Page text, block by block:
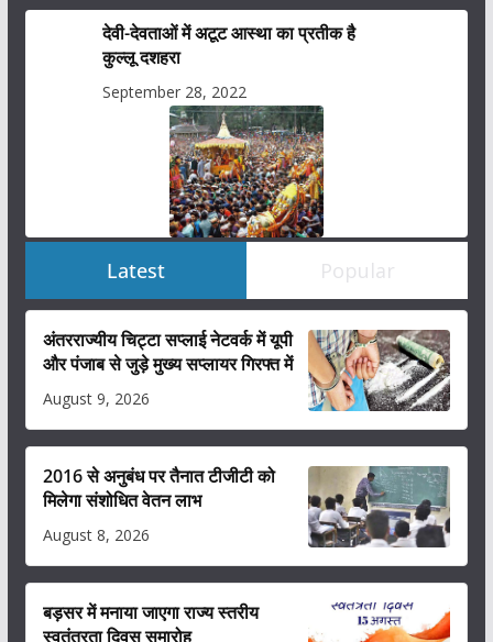
देवी-देवताओं में अटूट आस्था का प्रतीक है
कुल्लू दशहरा
September 28, 2022
Latest Popular
अंतरराज्यीय चिट्टा सप्लाई नेटवर्क में यूपी
और पंजाब से जुड़े मुख्य सप्लायर गिरफ्त में
August 9, 2026
2016 से अनुबंध पर तैनात टीजीटी को
मिलेगा संशोधित वेतन लाभ
August 8, 2026
बड़सर में मनाया जाएगा राज्य स्तरीय
स्वतंत्रता दिवस समारोह